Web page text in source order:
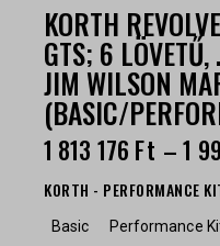
KORTH
GTS; 6
JIM WILSON
(BASIC/
1 813 176 Ft –1
KORTH - PERFORMANCE
Basic Performance